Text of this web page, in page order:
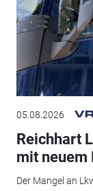
05.08.2026
Reichhart
mit neuem
Der Mangel an